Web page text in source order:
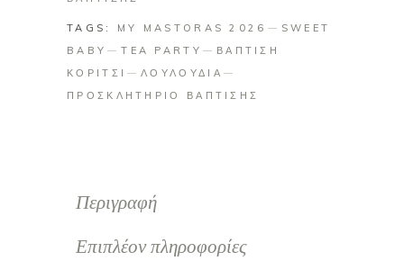
TAGS: MY MASTORAS 2026
SWEET
BABY
TEA PARTY
ΒΑΠΤΙΣΗ
ΚΟΡΙΤΣΙ
ΛΟΥΛΟΥΔΙΑ
ΠΡΟΣΚΛΗΤΗΡΙΟ ΒΑΠΤΙΣΗΣ
Περιγραφή
Επιπλέον πληροφορίες